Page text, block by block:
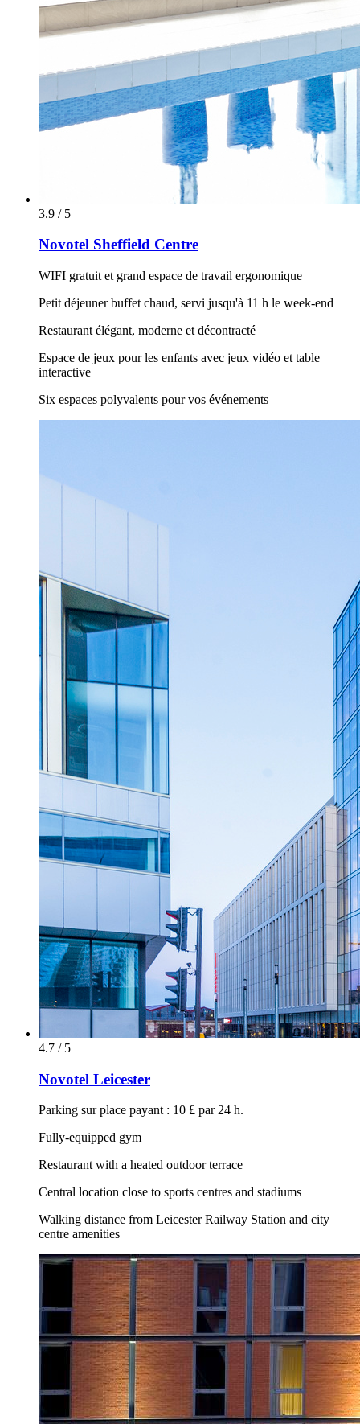
3.9 / 5
Novotel Sheffield Centre
WIFI gratuit et grand espace de travail ergonomique
Petit déjeuner buffet chaud, servi jusqu'à 11 h le week-end
Restaurant élégant, moderne et décontracté
Espace de jeux pour les enfants avec jeux vidéo et table
interactive
Six espaces polyvalents pour vos événements
4.7 / 5
Novotel Leicester
Parking sur place payant : 10 £ par 24 h.
Fully-equipped gym
Restaurant with a heated outdoor terrace
Central location close to sports centres and stadiums
Walking distance from Leicester Railway Station and city
centre amenities